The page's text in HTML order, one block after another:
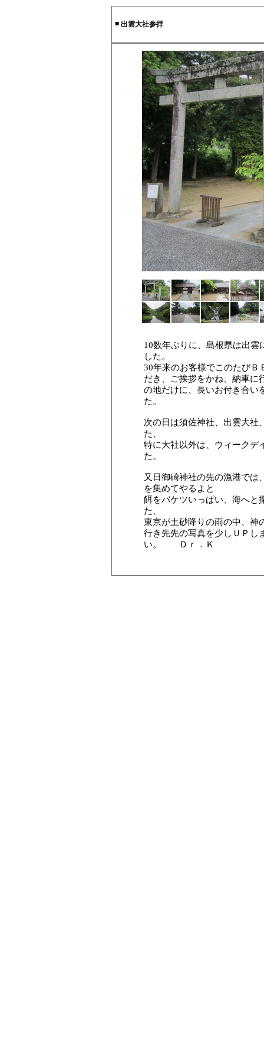
■ 出雲大社参拝
10数年ぶりに、島根県は出雲
した。
30年来のお客様でこのたびＢ
だき、ご挨拶をかね、納車に
の地だけに、長いお付き合い
た。
次の日は須佐神社、出雲大社
た、
特に大社以外は、ウィークデ
た。
又日御碕神社の先の漁港では
を集めてやるよと
餌をバケツいっぱい、海へと
た、
東京が土砂降りの雨の中、神
行き先先の写真を少しＵＰし
い。 Ｄｒ．Ｋ